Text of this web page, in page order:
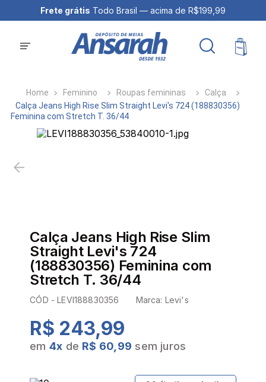
Frete grátis Todo Brasil — acima de R$199,99
Feminino Roupas femininas
Calça
Calça Jeans High Rise Slim Straight Levi's 724 (188830356)
Feminina com Stretch T. 36/44
Calça Jeans High Rise Slim
Straight Levi's 724
(188830356) Feminina com
Stretch T. 36/44
CÓD -LEVI188830356 Marca: Levi's
R$ 243,99
em 4x de R$ 60,99 sem juros